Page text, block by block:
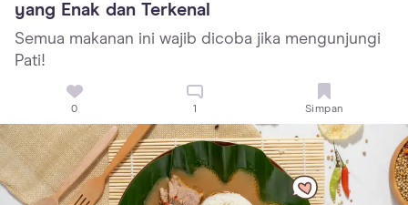
yang Enak dan Terkenal
Semua makanan ini wajib dicoba jika mengunjungi
Pati!
0 1 Simpan